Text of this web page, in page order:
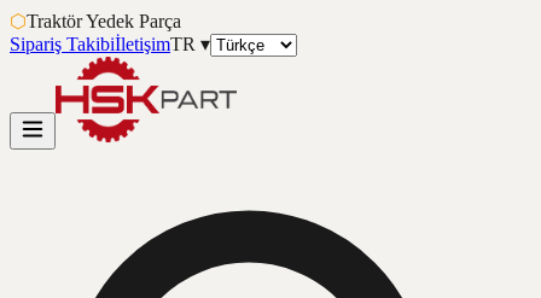
⬡Traktör Yedek Parça
Sipariş TakibiİletişimTR ▾